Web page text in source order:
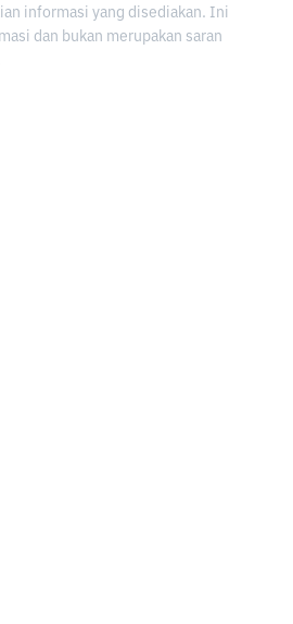
informasi yang disediakan. Ini
dan bukan merupakan saran